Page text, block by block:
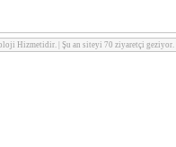
Hizmetidir. | Şu an siteyi 70 ziyaretçi geziyor. |